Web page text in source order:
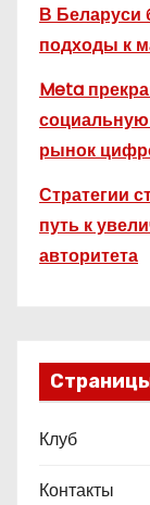
В Беларуси
подходы к
Meta
рынок
Стратегии
путь к
авторитета
Клуб
Контакты